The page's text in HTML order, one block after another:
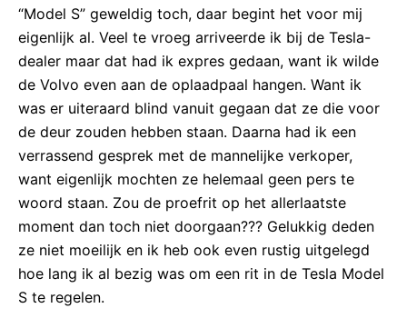
“Model S” geweldig toch, daar begint het voor mij
eigenlijk al. Veel te vroeg arriveerde ik bij de Tesla-
dealer maar dat had ik expres gedaan, want ik wilde
de Volvo even aan de oplaadpaal hangen. Want ik
was er uiteraard blind vanuit gegaan dat ze die voor
de deur zouden hebben staan. Daarna had ik een
verrassend gesprek met de mannelijke verkoper,
want eigenlijk mochten ze helemaal geen pers te
woord staan. Zou de proefrit op het allerlaatste
moment dan toch niet doorgaan??? Gelukkig deden
ze niet moeilijk en ik heb ook even rustig uitgelegd
hoe lang ik al bezig was om een rit in de Tesla Model
S te regelen.